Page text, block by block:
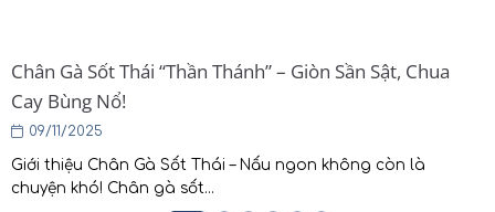
Chân Gà Sốt Thái “Thần Thánh” – Giòn Sần Sật, Chua
Cay Bùng Nổ!
09/11/2025
Giới thiệu Chân Gà Sốt Thái – Nấu ngon không còn là
chuyện khó! Chân gà sốt...